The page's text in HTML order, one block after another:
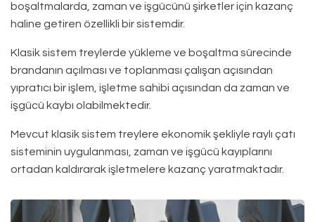
boşaltmalarda, zaman ve işgücünü şirketler için kazanç
haline getiren özellikli bir sistemdir.
Klasik sistem treylerde yükleme ve boşaltma sürecinde
brandanın açılması ve toplanması çalışan açısından
yıpratıcı bir işlem, işletme sahibi açısından da zaman ve
işgücü kaybı olabilmektedir.
Mevcut klasik sistem treylere ekonomik şekliyle raylı çatı
sisteminin uygulanması, zaman ve işgücü kayıplarını
ortadan kaldırarak işletmelere kazanç yaratmaktadır.